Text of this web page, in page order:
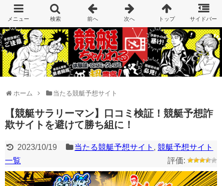
ホーム 当たる競艇予想サイト
【競艇サラリーマン】口コミ検証！競艇予想詐
欺サイトを避けて勝ち組に！
2023/10/19 当たる競艇予想サイト ,競艇予想サイト
一覧